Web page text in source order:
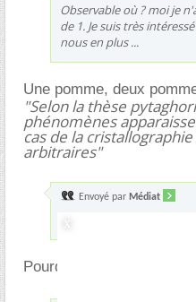
Observable où ? moi je
de 1. Je suis très
nous en plus ...
Une pomme, deux
"Selon la thèse
phénomènes
cas de la
arbitraires"
Envoyé par Médiat
Pourquoi successeur en